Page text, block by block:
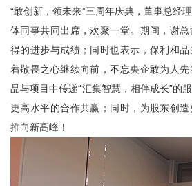
“敢创新，领未来”三周年庆典，董事总经
体同事共同出席，欢聚一堂。期间，谢
得的进步与成绩；同时也表示，保利和
着敬畏之心继续向前，不忘央企敢为人
品与项目中传递“汇集智慧，相伴成长”的
更高水平的合作共赢；同时，为股东创
推向新高峰！